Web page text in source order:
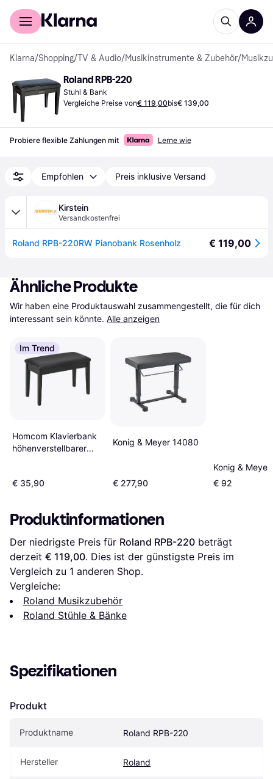
Für Shopper
Klarna/Shopping/TV & Audio/Musikinstrumente & Zubehör/
Roland RPB-220
Stuhl & Bank
Vergleiche Preise von€ 119,00bis€ 139,00
Probiere flexible Zahlungen mit Lerne wie
Empfohlen Preis inklusive Versand
Kirstein
Versandkostenfrei
Roland RPB-220RW Pianobank Rosenholz € 119,00
Ähnliche Produkte
Wir haben eine Produktauswahl zusammengestellt, die für dich
interessant sein könnte. Alle anzeigen
Im Trend
Homcom Klavierbank
höhenverstellbarer
€ 35,90
Konig & Meyer 14080
€ 277,90
Konig &
€ 92
Produktinformationen
Der niedrigste Preis für Roland RPB-220 beträgt
derzeit € 119,00. Dies ist der günstigste Preis im
Vergleich zu 1 anderen Shop.
Vergleiche:
Roland Musikzubehör
Roland Stühle & Bänke
Spezifikationen
Produkt
Produktname Roland RPB-220
Hersteller Roland